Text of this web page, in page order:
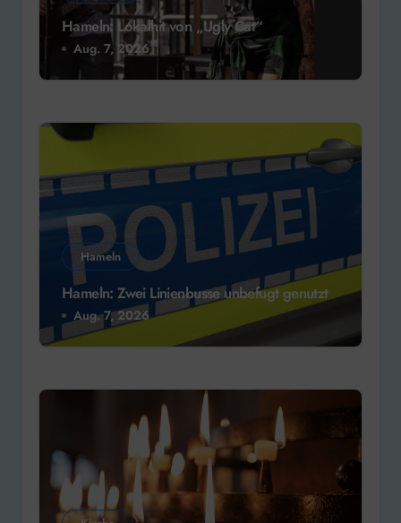
Hameln: Lokalhit von „Ugly Cat“
Aug. 7, 2026
Hameln
Hameln: Zwei Linienbusse unbefugt genutzt
Aug. 7, 2026